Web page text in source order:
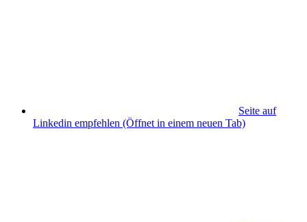
Seite auf
Linkedin empfehlen (Öffnet in einem neuen Tab)